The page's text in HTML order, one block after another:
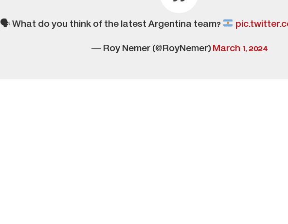
🗣 What do you think of the latest Argentina team?
— Roy Nemer (@RoyNemer)March 1, 2024